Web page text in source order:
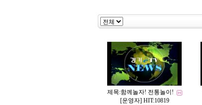
제목:함께놀자! 전통놀이!
[운영자] HIT:10819